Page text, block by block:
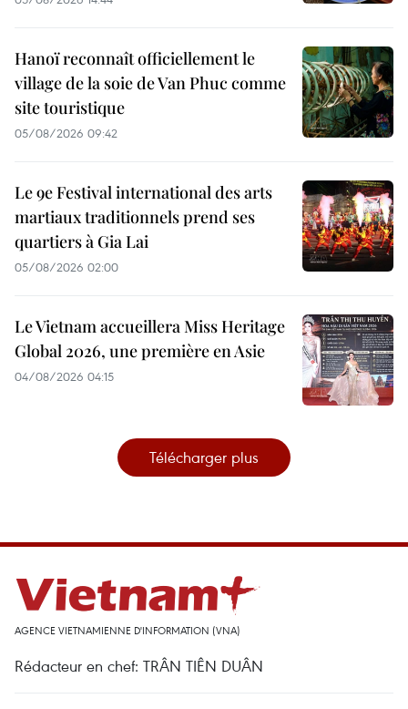
Hanoï reconnaît officiellement le
village de la soie de Van Phuc comme
site touristique
05/08/2026 09:42
Le 9e Festival international des arts
martiaux traditionnels prend ses
quartiers à Gia Lai
05/08/2026 02:00
Le Vietnam accueillera Miss Heritage
Global 2026, une première en Asie
04/08/2026 04:15
Télécharger plus
AGENCE VIETNAMIENNE D'INFORMATION (VNA)
Rédacteur en chef: TRÂN TIÊN DUÂN